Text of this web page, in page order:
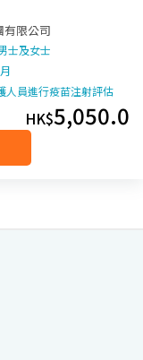
有限公司
士及女士
人員進行疫苗注射評估
HK$5,050.0